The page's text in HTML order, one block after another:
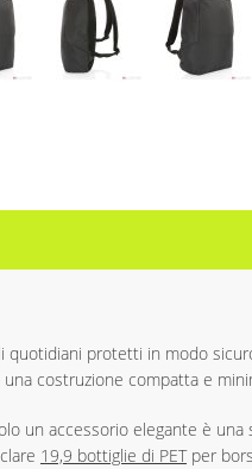
protetti in modo
costruzione compatta e
un accessorio elegante è una
19,9 bottiglie di PETper